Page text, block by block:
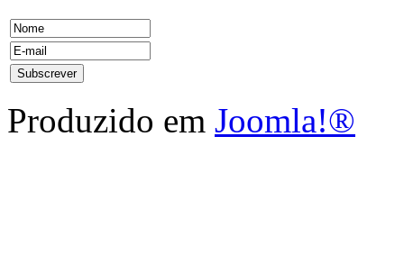
Produzido em Joomla!®